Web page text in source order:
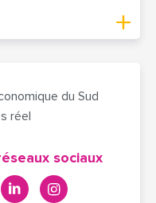
du Sud
réel
sociaux